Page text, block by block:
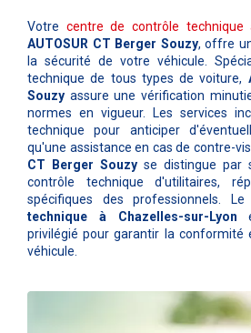
Votre centre de contrôle technique
AUTOSUR CT Berger Souzy, offre
la sécurité de votre véhicule.
technique de tous types de voiture,
Souzy assure une vérification
normes en vigueur. Les services
technique pour anticiper
qu'une assistance en cas de contre-
CT Berger Souzy se distingue par
contrôle technique d'utilitaires,
spécifiques des professionnels. Le
technique à Chazelles-sur-Lyon
privilégié pour garantir la conformité
véhicule.